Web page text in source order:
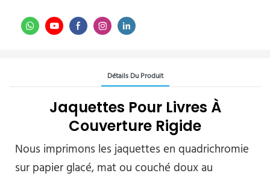
Détails Du Produit
Jaquettes Pour Livres À
Couverture Rigide
Nous imprimons les jaquettes en quadrichromie
sur papier glacé, mat ou couché doux au